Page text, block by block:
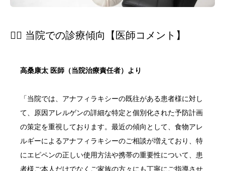
👨‍⚕️ 当院での診療傾向【医師コメント】
高桑康太 医師（当院治療責任者）より
「当院では、アナフィラキシーの既往がある患者様に対し
て、原因アレルゲンの詳細な特定と個別化された予防計画
の策定を重視しております。最近の傾向として、食物アレ
ルギーによるアナフィラキシーのご相談が増えており、特
にエピペンの正しい使用方法や携帯の重要性について、患
者様ご本人だけでなくご家族の方々にも丁寧にご指導させ